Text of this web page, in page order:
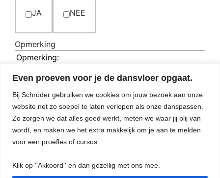
Even proeven voor je de dansvloer opgaat.
Bij Schröder gebruiken we cookies om jouw bezoek aan onze
website net zo soepel te laten verlopen als onze danspassen.
Zo zorgen we dat alles goed werkt, meten we waar jij blij van
wordt, en maken we het extra makkelijk om je aan te melden
voor een proefles of cursus.
Klik op ''Akkoord'' en dan gezellig met ons mee.
JA NEE
Opmerking
haar naam in en waarom.
Verstuur